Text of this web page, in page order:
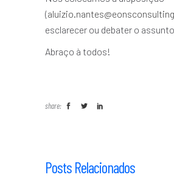
(
esclarecer ou debater o
Abraço à todos!
share:
Posts Relacionados